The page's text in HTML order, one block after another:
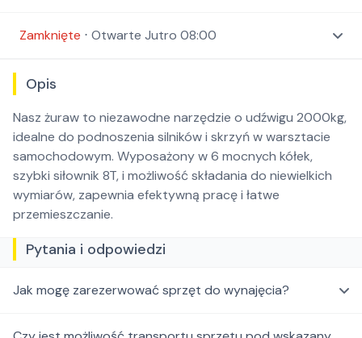
Zamknięte ⋅ Otwarte Jutro 08:00
Opis
Nasz żuraw to niezawodne narzędzie o udźwigu 2000kg,
idealne do podnoszenia silników i skrzyń w warsztacie
samochodowym. Wyposażony w 6 mocnych kółek,
szybki siłownik 8T, i możliwość składania do niewielkich
wymiarów, zapewnia efektywną pracę i łatwe
przemieszczanie.
Pytania i odpowiedzi
Jak mogę zarezerwować sprzęt do wynajęcia?